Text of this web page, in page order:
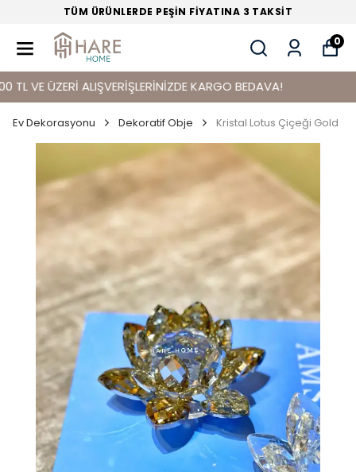
TÜM ÜRÜNLERDE PEŞİN FİYATINA 3 TAKSİT
0
ÜZERİ ALIŞVERİŞLERİNİZDE KARGO BEDAVA!
Ev Dekorasyonu Dekoratif Obje Kristal Lotus Çiçeği Gold